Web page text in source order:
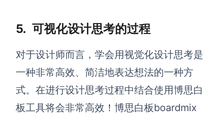
5. 可视化设计思考的过程
对于设计师而言，学会用视觉化设计思考是
一种非常高效、简洁地表达想法的一种方
式。 在进行设计思考过程中结合使用博思白
板工具将会非常高效！博思白板boardmix